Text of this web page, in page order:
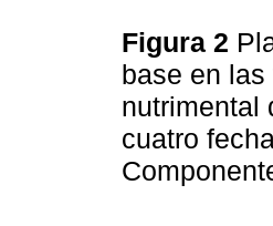
Figura 2
base en
nutrimental
cuatro